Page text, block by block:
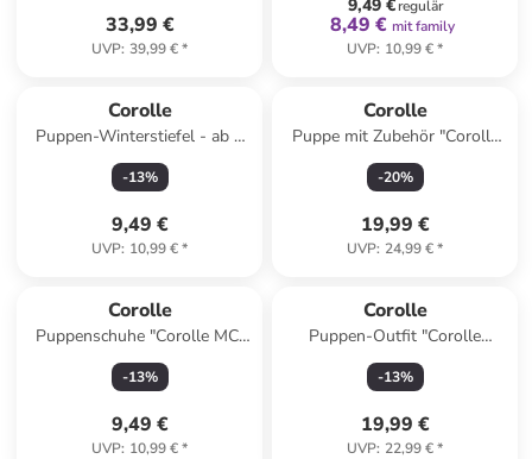
33,99 €
UVP: 39,99 €*
9,49 €regulär
8,49 € mit family
UVP: 10,99 €*
Corolle
Puppen-Winterstiefel - ab 3
Jahren
-13%
9,49 €
UVP: 10,99 €*
Corolle
Puppe mit Zubehör "Corolle
CG Luna Einhorn" - ab 4
Jahren
-20%
19,99 €
UVP: 24,99 €*
Corolle
Puppenschuhe "Corolle MC"
in Silber - ab 4 Jahren
-13%
9,49 €
UVP: 10,99 €*
Corolle
Puppen-Outfit "Corolle
Kuschelanzug Teddy" - ab 2
Jahren
-13%
19,99 €
UVP: 22,99 €*